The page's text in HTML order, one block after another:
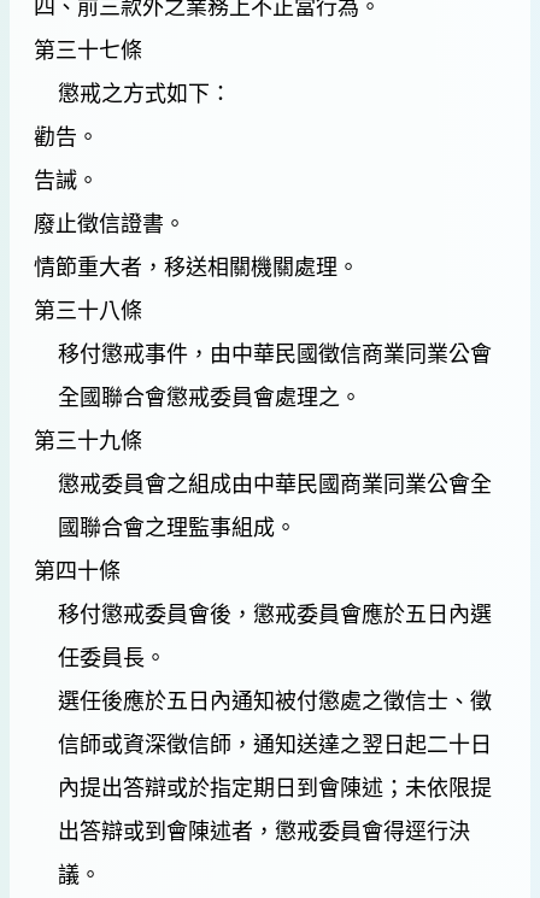
四、前三款外之業務上不正當行為。
第三十七條
懲戒之方式如下：
勸告。
告誡。
廢止徵信證書。
情節重大者，移送相關機關處理。
第三十八條
移付懲戒事件，由中華民國徵信商業同業公會
全國聯合會懲戒委員會處理之。
第三十九條
懲戒委員會之組成由中華民國商業同業公會全
國聯合會之理監事組成。
第四十條
移付懲戒委員會後，懲戒委員會應於五日內選
任委員長。
選任後應於五日內通知被付懲處之徵信士、徵
信師或資深徵信師，通知送達之翌日起二十日
內提出答辯或於指定期日到會陳述；未依限提
出答辯或到會陳述者，懲戒委員會得逕行決
議。